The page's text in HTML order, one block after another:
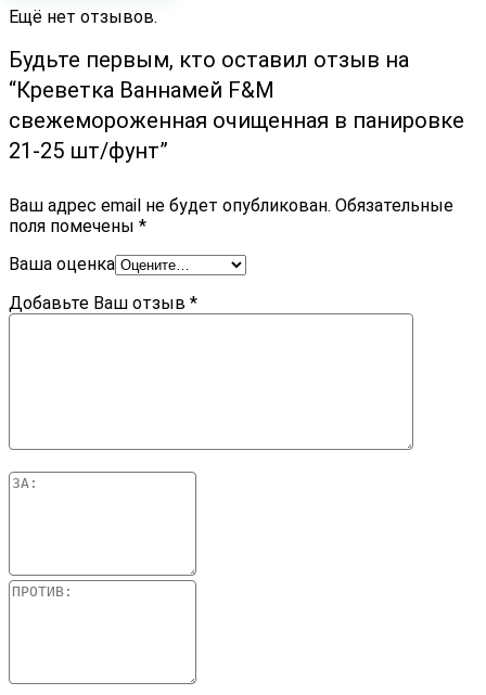
Ещё нет отзывов.
Будьте первым, кто оставил отзыв на
“Креветка Ваннамей F&M
свежемороженная очищенная в панировке
21-25 шт/фунт”
Ваш адрес email не будет опубликован. Обязательные
поля помечены *
Ваша оценка
Добавьте Ваш отзыв *